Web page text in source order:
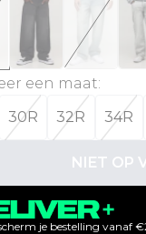
een maat:
30R 32R 34R
NIET OP
je bestelling vanaf